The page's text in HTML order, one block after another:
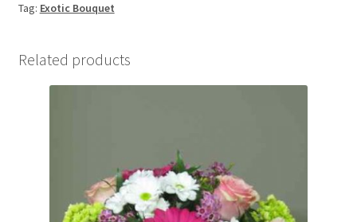
Tag: Exotic Bouquet
Related products